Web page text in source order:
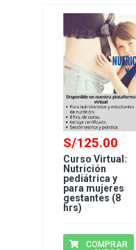
S/125.00
Curso Virtual:
Nutrición
pediátrica y
para mujeres
gestantes (8
hrs)
COMPRAR